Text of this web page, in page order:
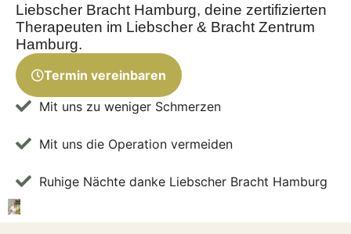
Liebscher Bracht Hamburg, deine zertifizierten
Therapeuten im Liebscher & Bracht Zentrum
Hamburg.
Termin vereinbaren
Mit uns zu weniger Schmerzen
Mit uns die Operation vermeiden
Ruhige Nächte danke Liebscher Bracht Hamburg